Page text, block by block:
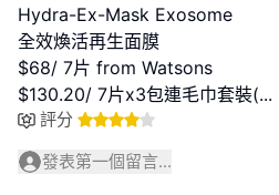
Hydra-Ex-Mask Exosome
全效煥活再生面膜
$68/ 7片 from Watsons
$130.20/ 7片x3包連毛巾套裝(...
評分
發表第一個留言...